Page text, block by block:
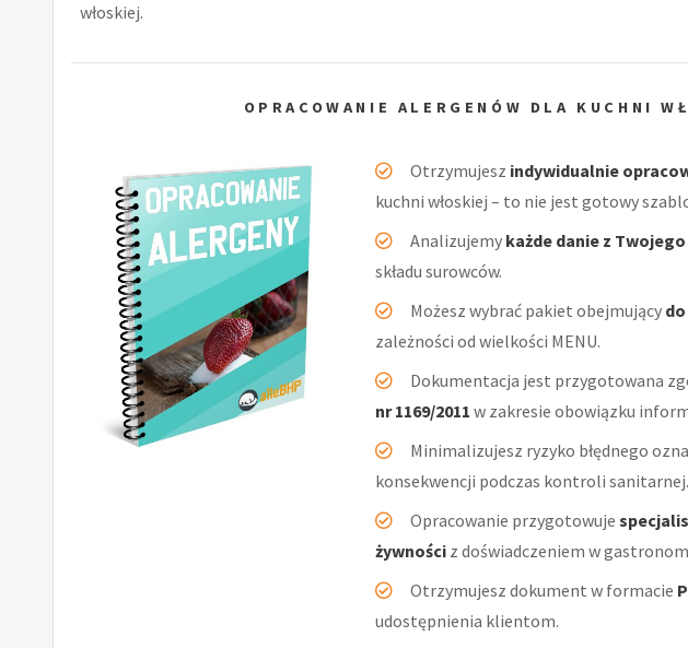
włoskiej.
OPRACOWANIE ALERGENÓW DLA KUCHNI
Otrzymujesz indywidualnie
kuchni włoskiej – to nie jest gotowy
Analizujemy każde danie z
składu surowców.
Możesz wybrać pakiet obejmujący do
zależności od wielkości MENU.
Dokumentacja jest przygotowana
nr 1169/2011 w zakresie obowiązku
Minimalizujesz ryzyko błędnego
konsekwencji podczas kontroli sanitarnej.
Opracowanie przygotowuje
żywnościz doświadczeniem w
Otrzymujesz dokument w formacie
udostępnienia klientom.